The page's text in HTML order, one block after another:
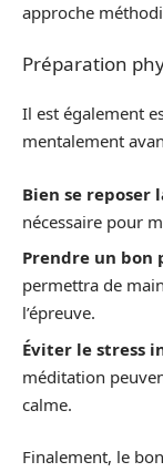
approche
Préparation
Il est également
mentalement
Bien se reposer
nécessaire pour
Prendre un
permettra de
l’épreuve.
Éviter le stress
méditation
calme.
Finalement, le